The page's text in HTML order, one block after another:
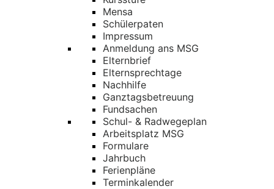
Mensa
Schülerpaten
Impressum
Anmeldung ans MSG
Elternbrief
Elternsprechtage
Nachhilfe
Ganztagsbetreuung
Fundsachen
Schul- & Radwegeplan
Arbeitsplatz MSG
Formulare
Jahrbuch
Ferienpläne
Terminkalender